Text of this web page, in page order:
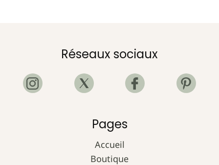
Réseaux sociaux
Pages
Accueil
Boutique